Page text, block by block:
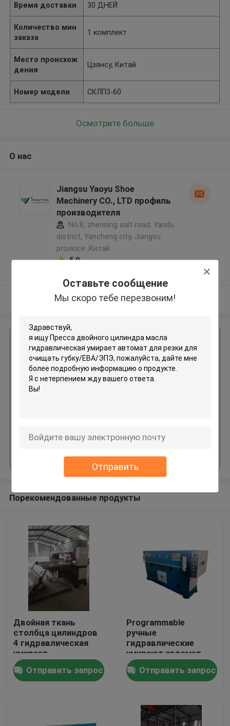
Оставьте сообщение
Мы скоро тебе перезвоним!
Отправить
Дом
Время доставки 30 ДНЕЙ
Количество мин
заказа
1 комплект
Место происхож
дения
Цзянсу, Китай
Номер модели СКЛП3-60
Осмотрите больше
О нас
Jiangsu Yaoyu Shoe
Machinery CO., LTD профиль
производителя
No.8, zhenning salt road, Yandu
district, Yancheng city, Jiangsu
province ,Китай
5.0
поставщик
Осмотрите больше
Получить лучшую цену для
Пресса двойного цилиндра
масла гидравлическая
Порекомендованные продукты
Двойная ткань
столбца цилиндров
4 гидравлическая
умирает
руководство
автомата для резки
Отправить запрос
Programmable
ручные
гидравлические
умирают автомат
для резки цифров
Отправить запрос